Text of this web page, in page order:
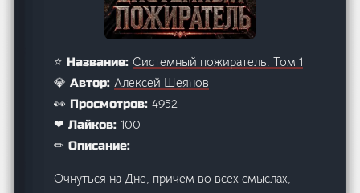
⭐ Название:Системный пожиратель. Том 1
💎 Автор:Алексей Шеянов
👀 Просмотров:4952
❤ Лайков:100
✏ Описание:
Очнуться на Дне, причëм во всех смыслах,